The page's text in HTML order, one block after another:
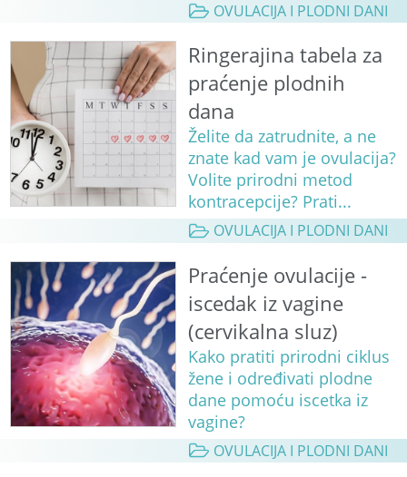
OVULACIJA I PLODNI DANI
Ringerajina tabela za
praćenje plodnih
dana
Želite da zatrudnite, a ne
znate kad vam je ovulacija?
Volite prirodni metod
kontracepcije? Prati...
OVULACIJA I PLODNI DANI
Praćenje ovulacije -
iscedak iz vagine
(cervikalna sluz)
Kako pratiti prirodni ciklus
žene i određivati plodne
dane pomoću iscetka iz
vagine?
OVULACIJA I PLODNI DANI